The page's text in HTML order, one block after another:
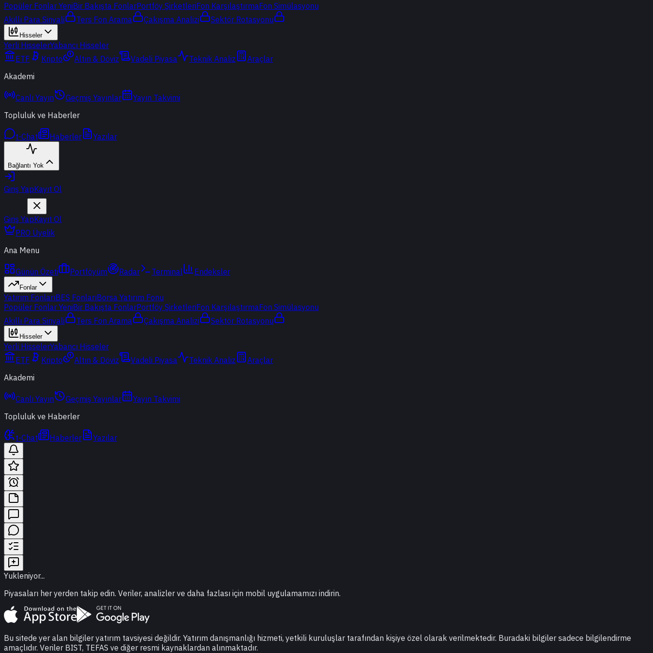
Popüler Fonlar YeniBir Bakışta FonlarPortföy ŞirketleriFon KarşılaştırmaFon Simülasyonu
Akıllı Para Sinyali
Ters Fon Arama Çakışma Analizi Sektör Rotasyonu
Hisseler
Yerli HisselerYabancı Hisseler
ETF
Kripto Altın & Döviz Vadeli Piyasa Teknik Analiz
Araçlar
Akademi
Canlı Yayın Geçmiş Yayınlar
Yayın Takvimi
Topluluk ve Haberler
t-Chat Haberler Yazılar
Bağlantı Yok
Giriş YapKayıt Ol
Giriş YapKayıt Ol
PRO Üyelik
Ana Menu
Günün Özeti Portföyüm Radar Terminal Endeksler
Fonlar
Yatırım FonlarıBES FonlarıBorsa Yatırım Fonu
Popüler Fonlar YeniBir Bakışta FonlarPortföy ŞirketleriFon KarşılaştırmaFon Simülasyonu
Akıllı Para Sinyali
Ters Fon Arama Çakışma Analizi Sektör Rotasyonu
Hisseler
Yerli HisselerYabancı Hisseler
ETF
Kripto Altın & Döviz Vadeli Piyasa Teknik Analiz
Araçlar
Akademi
Canlı Yayın Geçmiş Yayınlar
Yayın Takvimi
Topluluk ve Haberler
t-Chat Haberler Yazılar
Yukleniyor...
Piyasaları her yerden takip edin. Veriler, analizler ve daha fazlası için mobil uygulamamızı indirin.
Bu sitede yer alan bilgiler yatırım tavsiyesi değildir. Yatırım danışmanlığı hizmeti, yetkili kuruluşlar tarafından kişiye özel olarak verilmektedir. Buradaki bilgiler sadece bilgilendirme
amaçlıdır. Veriler BIST, TEFAS ve diğer resmi kaynaklardan alınmaktadır.